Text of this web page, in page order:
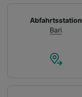
Abfahrtsstation
Bari